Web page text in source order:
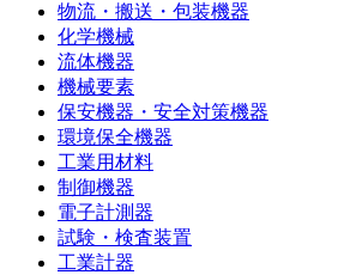
物流・搬送・包装機器
化学機械
流体機器
機械要素
保安機器・安全対策機器
環境保全機器
工業用材料
制御機器
電子計測器
試験・検査装置
工業計器